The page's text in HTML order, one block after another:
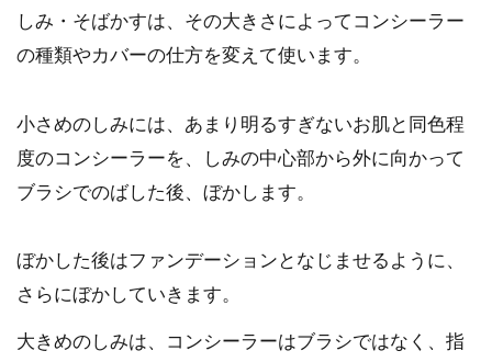
しみ・そばかすは、その大きさによってコンシーラー
の種類やカバーの仕方を変えて使います。
小さめのしみには、あまり明るすぎないお肌と同色程
度のコンシーラーを、しみの中心部から外に向かって
ブラシでのばした後、ぼかします。
ぼかした後はファンデーションとなじませるように、
さらにぼかしていきます。
大きめのしみは、コンシーラーはブラシではなく、指